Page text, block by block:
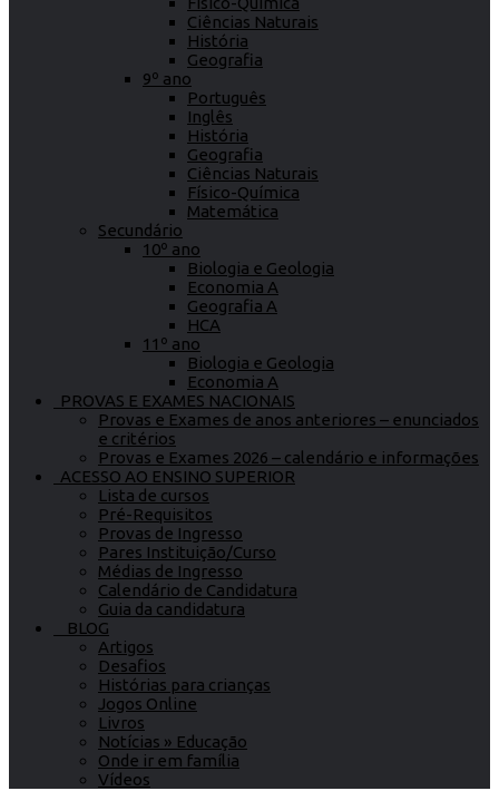
Ciências Naturais
História
Geografia
9º ano
Português
Inglês
História
Geografia
Ciências Naturais
Físico-Química
Matemática
Secundário
10º ano
Biologia e Geologia
Economia A
Geografia A
HCA
11º ano
Biologia e Geologia
Economia A
PROVAS E EXAMES NACIONAIS
Provas e Exames de anos anteriores – enunciados
e critérios
Provas e Exames 2026 – calendário e informações
ACESSO AO ENSINO SUPERIOR
Lista de cursos
Pré-Requisitos
Provas de Ingresso
Pares Instituição/Curso
Médias de Ingresso
Calendário de Candidatura
Guia da candidatura
BLOG
Artigos
Desafios
Histórias para crianças
Jogos Online
Livros
Notícias » Educação
Onde ir em família
Vídeos